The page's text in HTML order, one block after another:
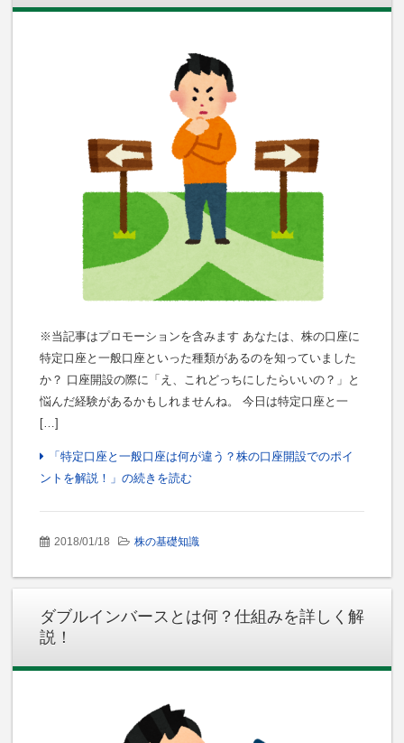
※当記事はプロモーションを含みます あなたは、株の口座に
特定口座と一般口座といった種類があるのを知っていました
か？ 口座開設の際に「え、これどっちにしたらいいの？」と
悩んだ経験があるかもしれませんね。 今日は特定口座と一
[…]
「特定口座と一般口座は何が違う？株の口座開設でのポイ
ントを解説！」の続きを読む
2018/01/18 株の基礎知識
ダブルインバースとは何？仕組みを詳しく解
説！